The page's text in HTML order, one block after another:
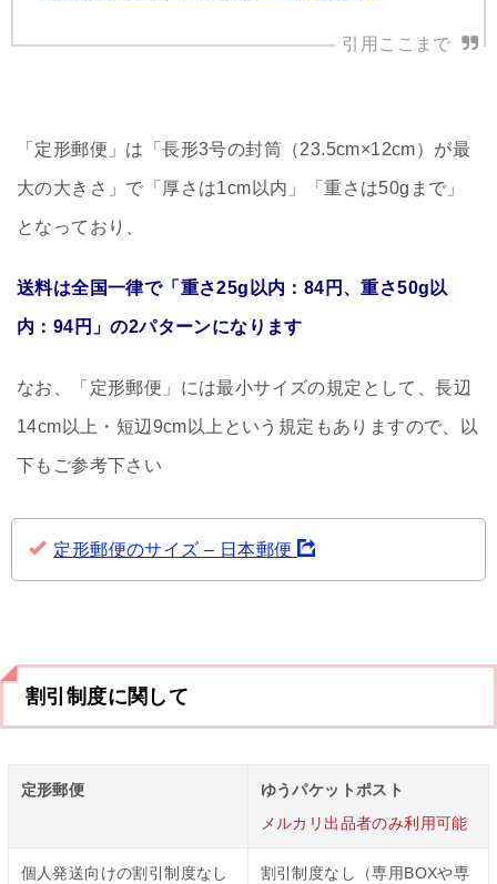
「定形郵便」は「長形3号の封筒（23.5cm×12cm）が最
大の大きさ」で「厚さは1cm以内」「重さは50gまで」
となっており、
送料は全国一律で「重さ25g以内：84円、重さ50g以
内：94円」の2パターンになります
なお、「定形郵便」には最小サイズの規定として、長辺
14cm以上・短辺9cm以上という規定もありますので、以
下もご参考下さい
定形郵便のサイズ – 日本郵便
割引制度に関して
定形郵便
ゆうパケットポスト
メルカリ出品者のみ利用可能
個人発送向けの割引制度なし
割引制度なし（専用BOXや専